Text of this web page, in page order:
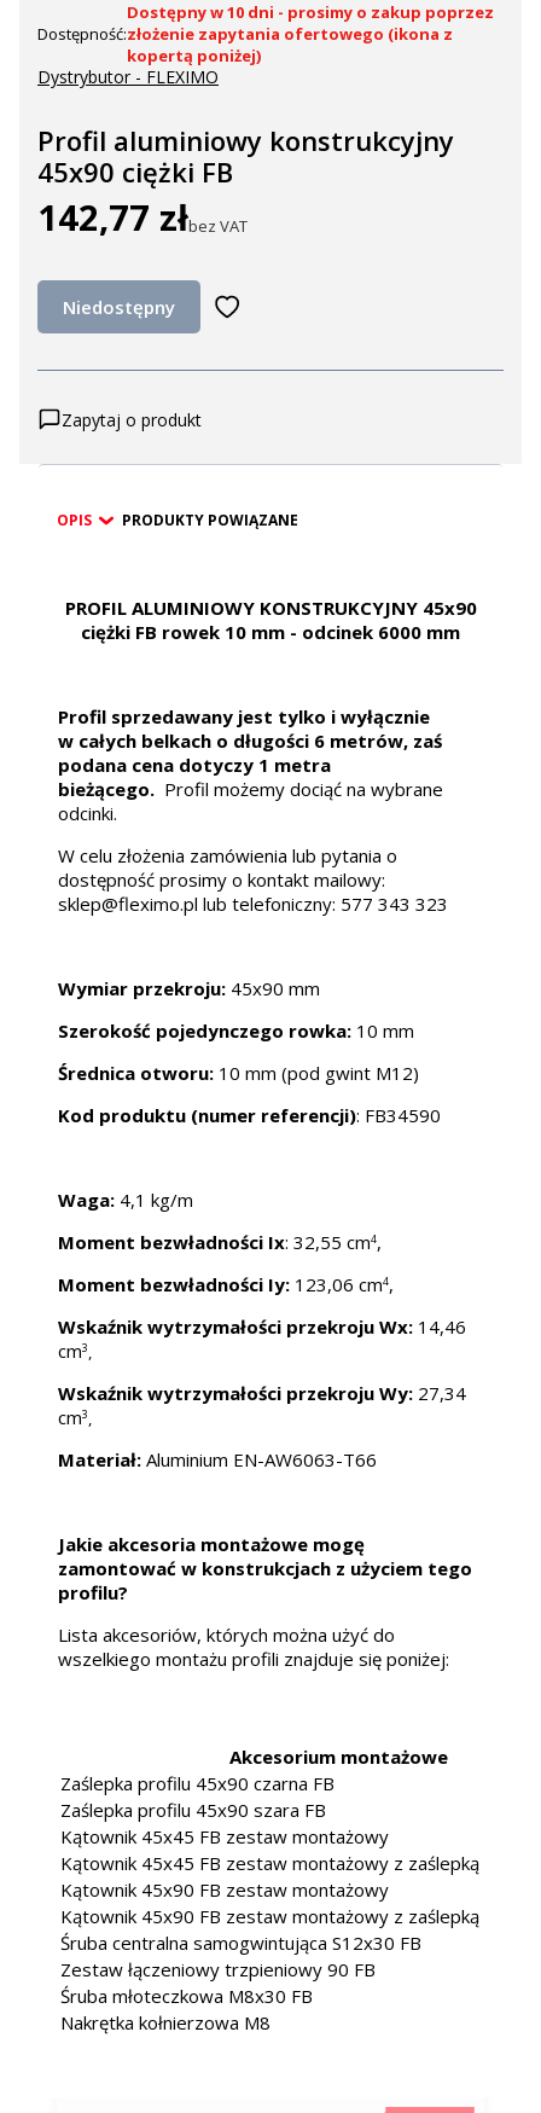
Dostępność:
Dostępny w 10 dni - prosimy o zakup poprzez
złożenie zapytania ofertowego (ikona z
kopertą poniżej)
Dystrybutor - FLEXIMO
Profil aluminiowy konstrukcyjny
45x90 ciężki FB
Cena
142,77 złbez VAT
Niedostępny
Zapytaj o produkt
OPIS PRODUKTY POWIĄZANE
PROFIL ALUMINIOWY KONSTRUKCYJNY 45x90
ciężki FB rowek 10 mm - odcinek 6000 mm
Profil sprzedawany jest tylko i wyłącznie
w całych belkach o długości 6 metrów, zaś
podana cena dotyczy 1 metra
bieżącego. Profil możemy dociąć na wybrane
odcinki.
W celu złożenia zamówienia lub pytania o
dostępność prosimy o kontakt mailowy:
sklep@fleximo.pl lub telefoniczny: 577 343 323
Wymiar przekroju: 45x90 mm
Szerokość pojedynczego rowka: 10 mm
Średnica otworu: 10 mm (pod gwint M12)
Kod produktu (numer referencji): FB34590
Waga: 4,1 kg/m
Moment bezwładności Ix: 32,55 cm4,
Moment bezwładności Iy: 123,06 cm4,
Wskaźnik wytrzymałości przekroju Wx: 14,46
cm3,
Wskaźnik wytrzymałości przekroju Wy: 27,34
cm3,
Materiał: Aluminium EN-AW6063-T66
Jakie akcesoria montażowe mogę
zamontować w konstrukcjach z użyciem tego
profilu?
Lista akcesoriów, których można użyć do
wszelkiego montażu profili znajduje się poniżej:
Akcesorium montażowe
Zaślepka profilu 45x90 czarna FB
Zaślepka profilu 45x90 szara FB
Kątownik 45x45 FB zestaw montażowy
Kątownik 45x45 FB zestaw montażowy z zaślepką
Kątownik 45x90 FB zestaw montażowy
Kątownik 45x90 FB zestaw montażowy z zaślepką
Śruba centralna samogwintująca S12x30 FB
Zestaw łączeniowy trzpieniowy 90 FB
Śruba młoteczkowa M8x30 FB
Nakrętka kołnierzowa M8